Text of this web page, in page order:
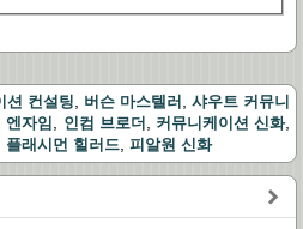
션 컨설팅 버슨 마스텔러
샤우트 커뮤니
엔자임 인컴 브로더 커뮤니케이션 신화,
플래시먼 힐러드 피알원 신화